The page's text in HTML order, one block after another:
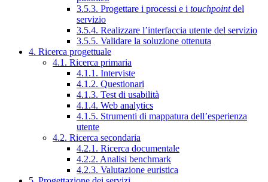
3.5.3. Progettare i processi e i touchpointdel
servizio
3.5.4. Realizzare l’interfaccia utente del servizio
3.5.5. Validare la soluzione ottenuta
4. Ricerca progettuale
4.1. Ricerca primaria
4.1.1. Interviste
4.1.2. Questionari
4.1.3. Test di usabilità
4.1.4. Web analytics
4.1.5. Strumenti di mappatura dell’esperienza
utente
4.2. Ricerca secondaria
4.2.1. Ricerca documentale
4.2.2. Analisi benchmark
4.2.3. Valutazione euristica